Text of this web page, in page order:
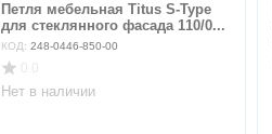
Петля мебельная Titus S-Type
для стеклянного фасада 110/0...
КОД: 248-0446-850-00
Нет в наличии